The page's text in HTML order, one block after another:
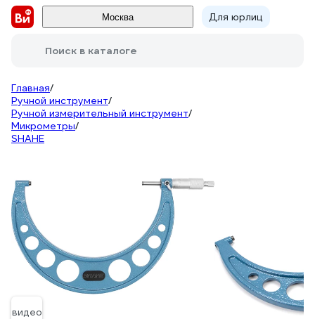
Москва Для юрлиц
Поиск в каталоге
Главная/
Ручной инструмент/
Ручной измерительный инструмент/
Микрометры/
SHAHE
видео